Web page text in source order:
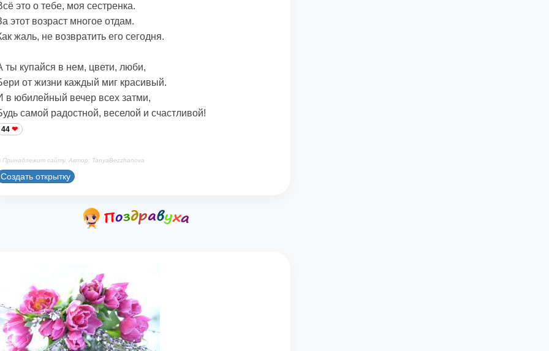
это о тебе, моя сестренка.
этот возраст многое отдам.
жаль, не возвратить его сегодня.
ты купайся в нем, цвети, люби,
от жизни каждый миг красивый.
в юбилейный вечер всех затми,
самой радостной, веселой и счастливой!
44
Принадлежит сайту. Автор: TanyaBezzhanova
Создать открытку